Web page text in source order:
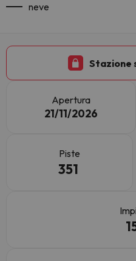
neve
Stazione
Apertura
21/11/2026
Piste
351